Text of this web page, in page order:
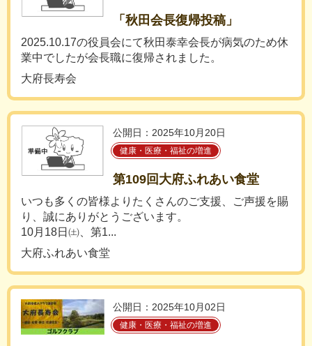
「秋田会長復帰投稿」
2025.10.17の役員会にて秋田泰幸会長が病気のため休
業中でしたが会長職に復帰されました。
大府長寿会
公開日：2025年10月20日
健康・医療・福祉の増進
第109回大府ふれあい食堂
いつも多くの皆様よりたくさんのご支援、ご声援を賜
り、誠にありがとうございます。
10月18日㈯、第1...
大府ふれあい食堂
公開日：2025年10月02日
健康・医療・福祉の増進